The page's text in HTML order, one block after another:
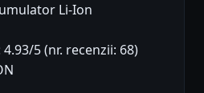
Li-Ion
5 (nr. recenzii: 68)